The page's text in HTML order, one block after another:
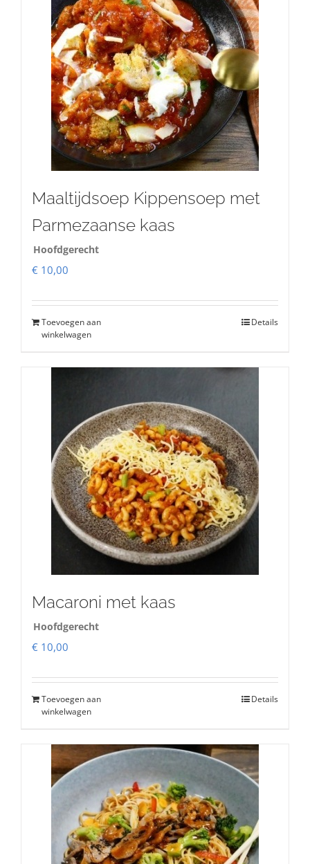
Maaltijdsoep Kippensoep met
Parmezaanse kaas
Hoofdgerecht
€ 10,00
Toevoegen aan
winkelwagen
Details
Macaroni met kaas
Hoofdgerecht
€ 10,00
Toevoegen aan
winkelwagen
Details